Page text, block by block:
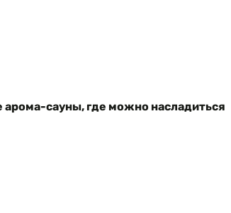
сауны, где можно насладиться